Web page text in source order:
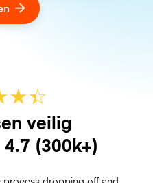
★☆
★
veilig
4.7 (300k+)